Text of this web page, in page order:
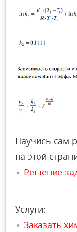
Научись сам
на этой
Решение
Услуги:
Заказать